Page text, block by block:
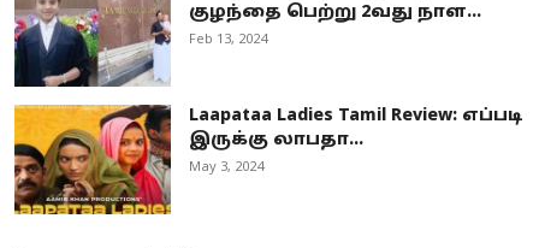
குழந்தை பெற்று 2வது நாள...
Feb 13, 2024
Laapataa Ladies Tamil Review: எப்படி
இருக்கு லாபதா...
May 3, 2024